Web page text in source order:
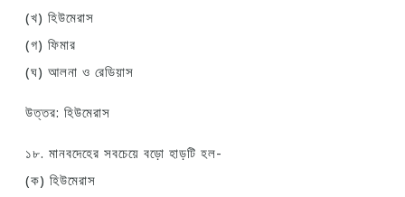
(খ) হিউমেরাস
(গ) ফিমার
(ঘ) আলনা ও রেডিয়াস
উত্তর: হিউমেরাস
১৮. মানবদেহের সবচেয়ে বড়ো হাড়টি হল-
(ক) হিউমেরাস